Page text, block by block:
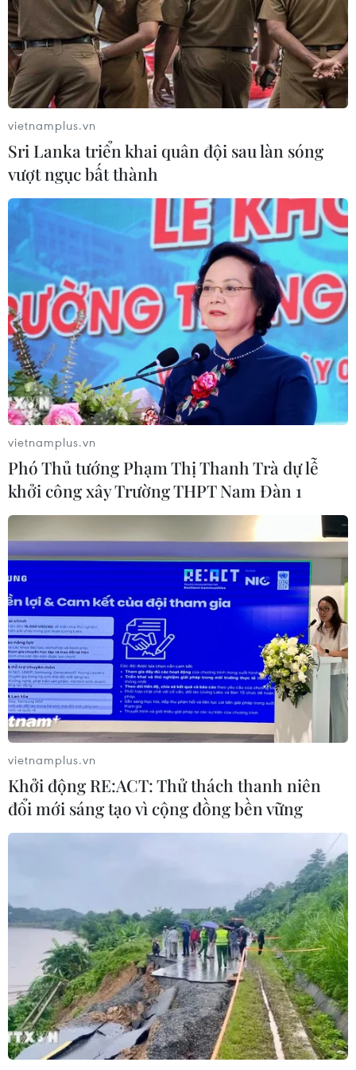
TIN CÙNG CHUYÊN MỤC
Bộ Tài chính: Thống nhất bốn
Chương trình mục tiêu quốc gia
thành một tổng thể
07/08/2026 13:06
vietnamplus.vn
Sri Lanka triển khai quân đội sau làn sóng
vượt ngục bất thành
vietnamplus.vn
Phó Thủ tướng Phạm Thị Thanh Trà dự lễ
khởi công xây Trường THPT Nam Đàn 1
vietnamplus.vn
Khởi động RE:ACT: Thử thách thanh niên
đổi mới sáng tạo vì cộng đồng bền vững